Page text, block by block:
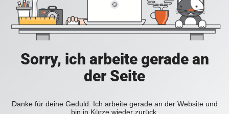
Sorry, ich arbeite gerade an
der Seite
Danke für deine Geduld. Ich arbeite gerade an der Website und
bin in Kürze wieder zurück.